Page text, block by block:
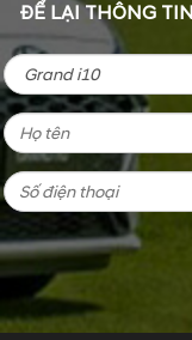
ĐỂ LẠI THÔNG